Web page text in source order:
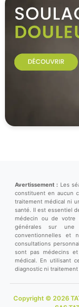
Avertissement : Les
constituent en aucun
traitement médical ni
santé. Il est essentiel
médecin ou de votre
générales sur une
conventionnelles et
consultations
sont pas médecins
médical. En utilisant
diagnostic ni traitement
Copyright © 2026